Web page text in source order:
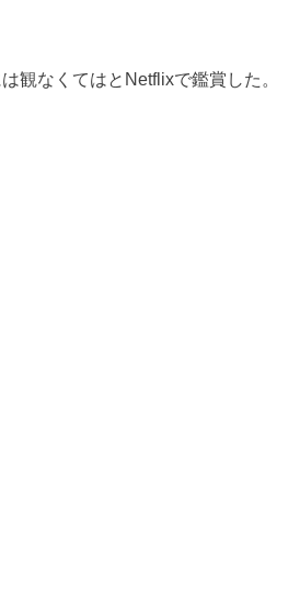
観なくてはとNetflixで鑑賞した。